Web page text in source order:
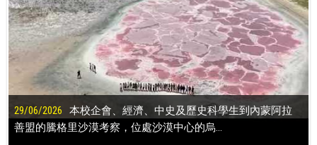
29/06/2026
本校企會、經濟、中史及歷史科學生到內蒙阿拉
善盟的騰格里沙漠考察，位處沙漠中心的烏...